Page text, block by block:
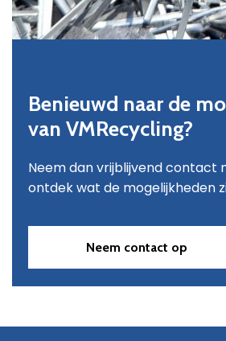
Benieuwd naar de
van VMRecycling?
Neem dan vrijblijvend contact
ontdek wat de mogelijkheden
Neem contact op